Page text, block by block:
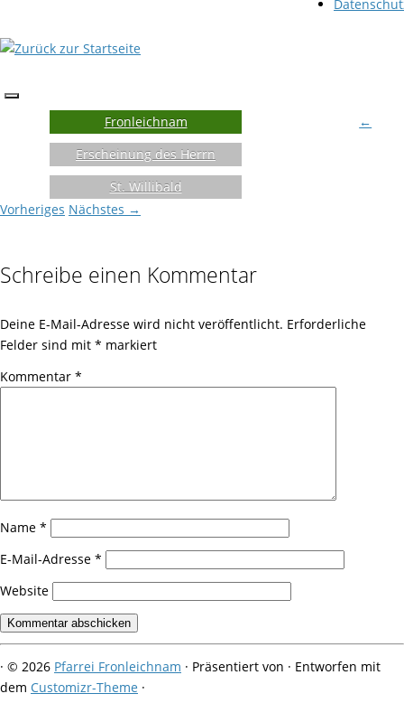
Fronleichnam
Erscheinung des Herrn
St. Willibald
←
Vorheriges Nächstes →
Schreibe einen Kommentar
Deine E-Mail-Adresse wird nicht veröffentlicht. Erforderliche
Felder sind mit * markiert
Kommentar *
Name *
E-Mail-Adresse *
Website
· © 2026 Pfarrei Fronleichnam · Präsentiert von · Entworfen mit
dem Customizr-Theme ·